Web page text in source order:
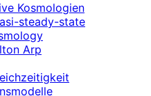
Kosmologien
steady-state
Arp